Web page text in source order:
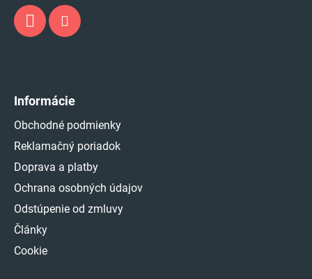
Informácie
Obchodné podmienky
Reklamačný poriadok
Doprava a platby
Ochrana osobných údajov
Odstúpenie od zmluvy
Články
Cookie